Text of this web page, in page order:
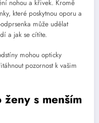
nohou a křivek. Kromě
které poskytnou oporu a
může udělat
a jak se cítíte.
mohou opticky
pozornost k vašim
s menším